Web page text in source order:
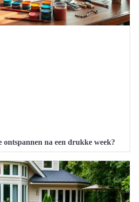
ontspannen na een drukke week?